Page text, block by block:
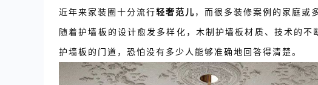
近年来家装圈十分流行轻奢范儿 ，而很多装修案例的家庭或
随着护墙板的设计愈发多样化，木制护墙板材质、技术的
护墙板的门道，恐怕没有多少人能够准确地回答得清楚。